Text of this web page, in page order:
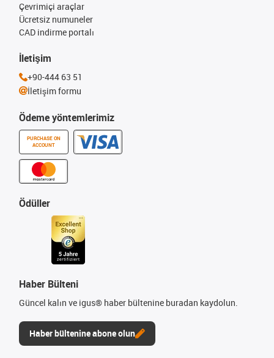
Ödeme yöntemlerimiz
PURCHASE ON
ACCOUNT
Çevrimiçi araçlar
Ücretsiz numuneler
CAD indirme portalı
Ödüller
Haber Bülteni
Güncel kalın ve igus® haber bültenine buradan kaydolun.
Haber bültenine abone olun
İletişim
+90-444 63 51
İletişim formu